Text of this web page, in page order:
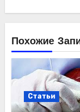
Похожие
Статьи